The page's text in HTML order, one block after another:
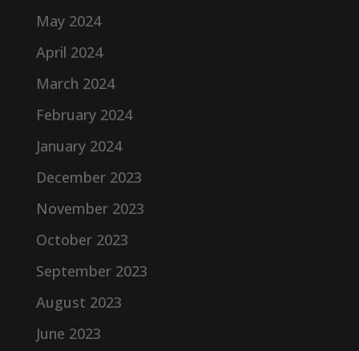
May 2024
April 2024
March 2024
February 2024
January 2024
December 2023
November 2023
October 2023
September 2023
August 2023
June 2023